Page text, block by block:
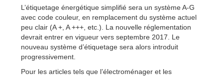
L’étiquetage énergétique simplifié sera un système A-G
avec code couleur, en remplacement du système actuel
peu clair (A +, A +++, etc.). La nouvelle réglementation
devrait entrer en vigueur vers septembre 2017. Le
nouveau système d’étiquetage sera alors introduit
progressivement.
Pour les articles tels que l’électroménager et les